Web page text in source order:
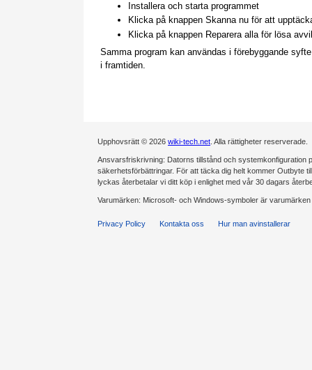
Installera och starta programmet
Klicka på knappen Skanna nu för att
Klicka på knappen Reparera alla för lösa
Samma program kan användas i förebyggande
i framtiden.
Upphovsrätt © 2026 wiki-tech.net . Alla rättigheter reserverade.
Ansvarsfriskrivning: Datorns tillstånd och systemkonfiguration
säkerhetsförbättringar. För att täcka dig helt kommer Outbyte
lyckas återbetalar vi ditt köp i enlighet med vår 30 dagars
Varumärken: Microsoft- och Windows-symboler är
Privacy Policy Kontakta oss Hur man avinstallerar